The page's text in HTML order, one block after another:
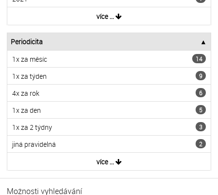
více ...
Periodicita
1x za měsíc
14
1x za týden 9
4x za rok 6
1x za den 5
1x za 2 týdny 3
jiná pravidelná 2
více ...
Možnosti vyhledávání